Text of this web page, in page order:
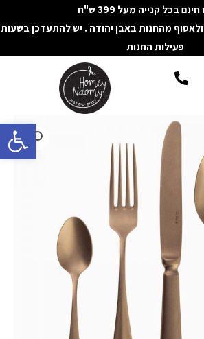
פתח
בכל קנייה מעל 399 ש"ח
מהחנות באבן יהודה . יש להתעדכן בשעות
פעילות החנות